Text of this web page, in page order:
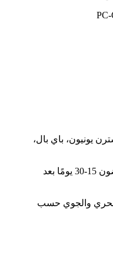
يونيون، باي بال،
يتم التسليم في غضون 15-30 يومًا بعد
والجوي حسب